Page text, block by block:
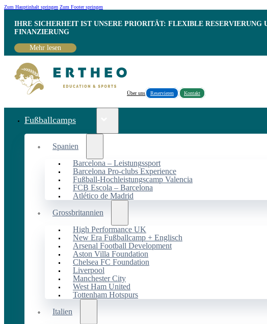
Zum Hauptinhalt springen Zum Footer springen
IHRE SICHERHEIT IST UNSERE PRIORITÄT: FLEXIBLE RESERVIERUNG
INANZIERUNG
Mehr lesen
Über uns Reservieren Kontakt
Fußballcamps
Spanien
Barcelona – Leistungssport
Barcelona Pro-clubs Experience
Fußball-Hochleistungscamp Valencia
FCB Escola – Barcelona
Atlético de Madrid
Grossbritannien
High Performance UK
New Era Fußballcamp + Englisch
Arsenal Football Development
Aston Villa Foundation
Chelsea FC Foundation
Liverpool
Manchester City
West Ham United
Tottenham Hotspurs
Italien